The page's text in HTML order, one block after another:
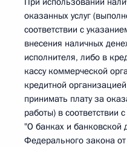
оказанных услуг
соответствии с
внесения наличных
исполнителя, либо в
кассу коммерческой
кредитной
принимать плату за
работы) в
"О банках и банковской
Федерального закона